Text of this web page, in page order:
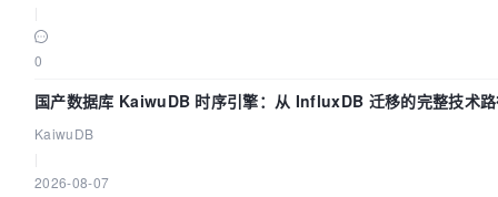
0
国产数据库 KaiwuDB 时序引擎：从 InfluxDB 迁移的完整技术
KaiwuDB
2026-08-07